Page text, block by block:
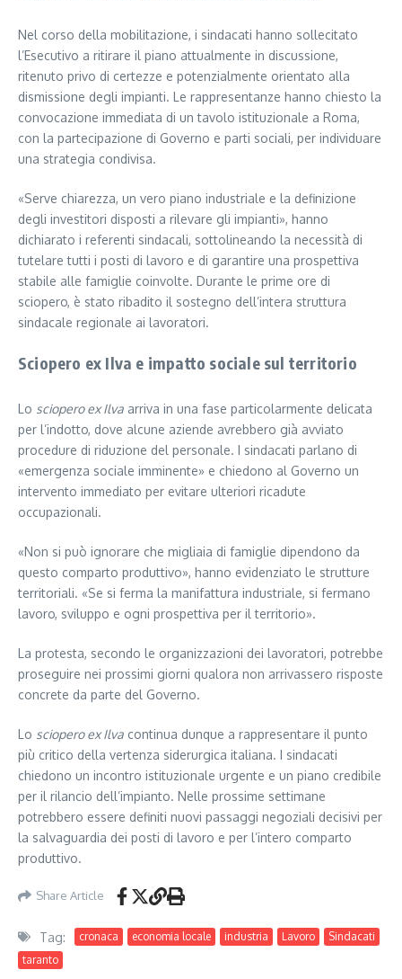
Nel corso della mobilitazione, i sindacati hanno sollecitato
l’Esecutivo a ritirare il piano attualmente in discussione,
ritenuto privo di certezze e potenzialmente orientato alla
dismissione degli impianti. Le rappresentanze hanno chiesto la
convocazione immediata di un tavolo istituzionale a Roma,
con la partecipazione di Governo e parti sociali, per individuare
una strategia condivisa.
«Serve chiarezza, un vero piano industriale e la definizione
degli investitori disposti a rilevare gli impianti», hanno
dichiarato i referenti sindacali, sottolineando la necessità di
tutelare tutti i posti di lavoro e di garantire una prospettiva
stabile alle famiglie coinvolte. Durante le prime ore di
sciopero, è stato ribadito il sostegno dell’intera struttura
sindacale regionale ai lavoratori.
Sciopero ex Ilva e impatto sociale sul territorio
Lo sciopero ex Ilva arriva in una fase particolarmente delicata
per l’indotto, dove alcune aziende avrebbero già avviato
procedure di riduzione del personale. I sindacati parlano di
«emergenza sociale imminente» e chiedono al Governo un
intervento immediato per evitare ulteriori ricadute
occupazionali.
«Non si può ignorare che migliaia di famiglie dipendono da
questo comparto produttivo», hanno evidenziato le strutture
territoriali. «Se si ferma la manifattura industriale, si fermano
lavoro, sviluppo e ogni prospettiva per il territorio».
La protesta, secondo le organizzazioni dei lavoratori, potrebbe
proseguire nei prossimi giorni qualora non arrivassero risposte
concrete da parte del Governo.
Lo sciopero ex Ilva continua dunque a rappresentare il punto
più critico della vertenza siderurgica italiana. I sindacati
chiedono un incontro istituzionale urgente e un piano credibile
per il rilancio dell’impianto. Nelle prossime settimane
potrebbero essere definiti nuovi passaggi negoziali decisivi per
la salvaguardia dei posti di lavoro e per l’intero comparto
produttivo.
Share Article
Tag: cronaca economia locale industria Lavoro
Sindacati
taranto